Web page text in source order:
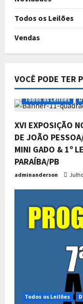
Todos os Leilões
Vendas
VOCÊ PODE TER
Todos os Leilões
XVI EXPOSIÇÃO
DE JOÃO
MINI GADO & 1º
PARAÍBA/PB
adminanderson
Todos os Leilões